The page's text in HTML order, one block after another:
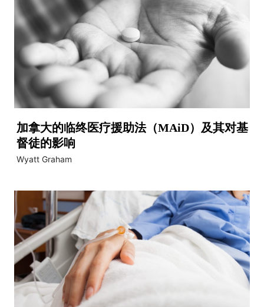
加拿大的临终医疗援助法（MAiD）及其对基
督徒的影响
Wyatt Graham